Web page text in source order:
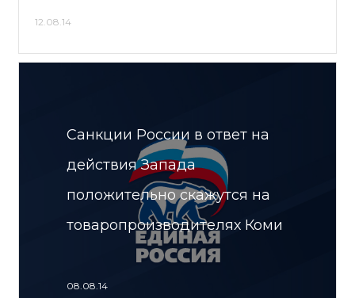
12.08.14
Санкции России в ответ на
действия Запада
положительно скажутся на
товаропроизводителях Коми
08.08.14